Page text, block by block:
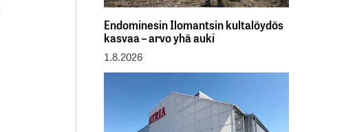
Endominesin Ilomantsin kultalöydös
kasvaa – arvo yhä auki
1.8.2026